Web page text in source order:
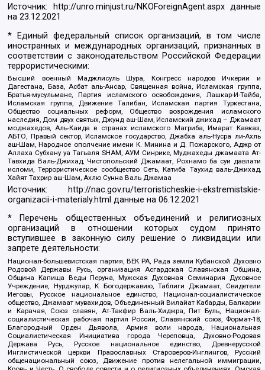
Источник: http://unro.minjust.ru/NKOForeignAgent.aspxданные
на23.12.2021
* Единый федеральный список организаций, в том числе
иностранных и международных организаций, признанных в
соответствии с законодательством Российской Федерации
террористическими:
Высший военный Маджлисуль Шура, Конгресс народов Ичкерии и
Дагестана, База, Асбат аль-Ансар, Священная война, Исламская группа,
Братья-мусульмане, Партия исламского освобождения, Лашкар-И-Тайба,
Исламская группа, Движение Талибан, Исламская партия Туркестана,
Общество социальных реформ, Общество возрождения исламского
наследия, Дом двух святых, Джунд аш-Шам, Исламский джихад – Джамаат
моджахедов, Аль-Каида в странах исламского Магриба, Имарат Кавказ,
АБТО, Правый сектор, Исламское государство, Джабха аль-Нусра ли-Ахль
аш-Шам, Народное ополчение имени К. Минина и Д. Пожарского, Аджр от
Аллаха Субхану уа Тагьаля SHAM, АУМ Синрике, Муджахеды джамаата Ат-
Тавхида Валь-Джихад, Чистопольский Джамаат, Рохнамо ба суи давлати
исломи, Террористическое сообщество Сеть, Катиба Таухид валь-Джихад,
Хайят Тахрир аш-Шам, Ахлю Сунна Валь Джамаа
Источник:
http://nac.gov.ru/terroristicheskie-i-ekstremistskie-
organizacii-i-materialy.html данные на06.12.2021
* Перечень общественных объединений и религиозных
организаций в отношении которых судом принято
вступившее в законную силу решение о ликвидации или
запрете деятельности:
Национал-большевистская партия, ВЕК РА, Рада земли Кубанской Духовно
Родовой Державы Русь, организация Асгардская Славянская Община,
Община Капища Веды Перуна, Мужская Духовная Семинария Духовное
Учреждение, Нурджулар, К Богодержавию, Таблиги Джамаат, Свидетели
Иеговы, Русское национальное единство, Национал-социалистическое
общество, Джамаат мувахидов, Объединенный Вилайат Кабарды, Балкарии
и Карачая, Союз славян, Ат-Такфир Валь-Хиджра, Пит Буль, Национал-
социалистическая рабочая партия России, Славянский союз, Формат-18,
Благородный Орден Дьявола, Армия воли народа, Национальная
Социалистическая Инициатива города Череповца, Духовно-Родовая
Держава Русь, Русское национальное единство, Древнерусской
Инглистической церкви Православных Староверов-Инглингов, Русский
общенациональный союз, Движение против нелегальной иммиграции,